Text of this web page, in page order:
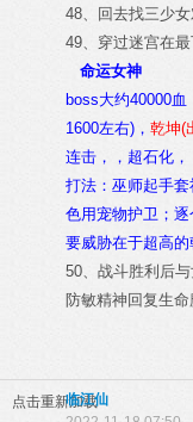
48、回去找三少
49、穿过迷宫在
命运女神
boss大约40000
1600左右)， 乾坤(
连击，，超石化，
打法：巫师起手
色用宠物护卫；
要威胁在于超高的
50、战斗胜利后
防敏精神回复生
点击重新加载
临江仙